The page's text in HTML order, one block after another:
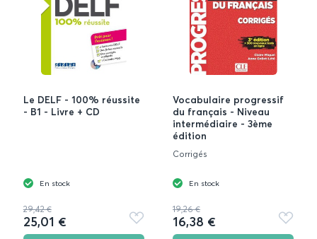
Le DELF - 100% réussite
- B1 - Livre + CD
En stock
29,42 €
25,01 €
Ajouter
aux
Vocabulaire progressif
du français - Niveau
intermédiaire - 3ème
édition
Corrigés
En stock
19,26 €
16,38 €
Ajouter
aux